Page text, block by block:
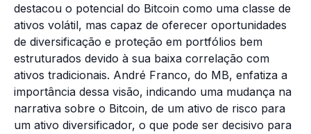
destacou o potencial do Bitcoin como uma classe de
ativos volátil, mas capaz de oferecer oportunidades
de diversificação e proteção em portfólios bem
estruturados devido à sua baixa correlação com
ativos tradicionais. André Franco, do MB, enfatiza a
importância dessa visão, indicando uma mudança na
narrativa sobre o Bitcoin, de um ativo de risco para
um ativo diversificador, o que pode ser decisivo para